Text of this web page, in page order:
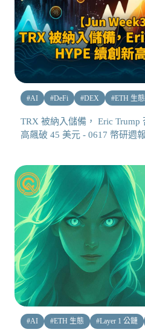
#AI #DeFi #DEX #ETH 生態
TRX 被納入儲備， Eric Trump
高飆破 45 美元 - 0617 幣研週報
#AI #ETH 生態 #Layer 1 公鏈